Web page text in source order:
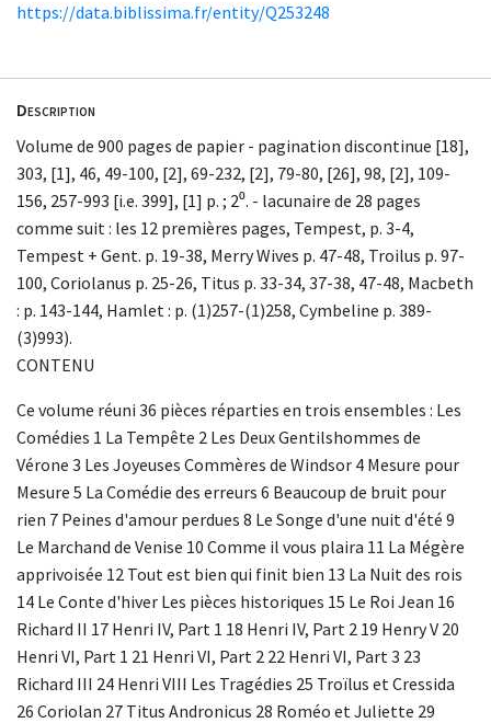
https://data.biblissima.fr/entity/Q253248
Description
Volume de 900 pages de papier - pagination discontinue [18],
303, [1], 46, 49-100, [2], 69-232, [2], 79-80, [26], 98, [2], 109-
156, 257-993 [i.e. 399], [1] p. ; 2⁰. - lacunaire de 28 pages
comme suit : les 12 premières pages, Tempest, p. 3-4,
Tempest + Gent. p. 19-38, Merry Wives p. 47-48, Troilus p. 97-
100, Coriolanus p. 25-26, Titus p. 33-34, 37-38, 47-48, Macbeth
: p. 143-144, Hamlet : p. (1)257-(1)258, Cymbeline p. 389-
(3)993).
CONTENU
Ce volume réuni 36 pièces réparties en trois ensembles : Les
Comédies 1 La Tempête 2 Les Deux Gentilshommes de
Vérone 3 Les Joyeuses Commères de Windsor 4 Mesure pour
Mesure 5 La Comédie des erreurs 6 Beaucoup de bruit pour
rien 7 Peines d'amour perdues 8 Le Songe d'une nuit d'été 9
Le Marchand de Venise 10 Comme il vous plaira 11 La Mégère
apprivoisée 12 Tout est bien qui finit bien 13 La Nuit des rois
14 Le Conte d'hiver Les pièces historiques 15 Le Roi Jean 16
Richard II 17 Henri IV, Part 1 18 Henri IV, Part 2 19 Henry V 20
Henri VI, Part 1 21 Henri VI, Part 2 22 Henri VI, Part 3 23
Richard III 24 Henri VIII Les Tragédies 25 Troïlus et Cressida
26 Coriolan 27 Titus Andronicus 28 Roméo et Juliette 29